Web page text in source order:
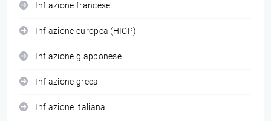
Inflazione francese
Inflazione europea (HICP)
Inflazione giapponese
Inflazione greca
Inflazione italiana